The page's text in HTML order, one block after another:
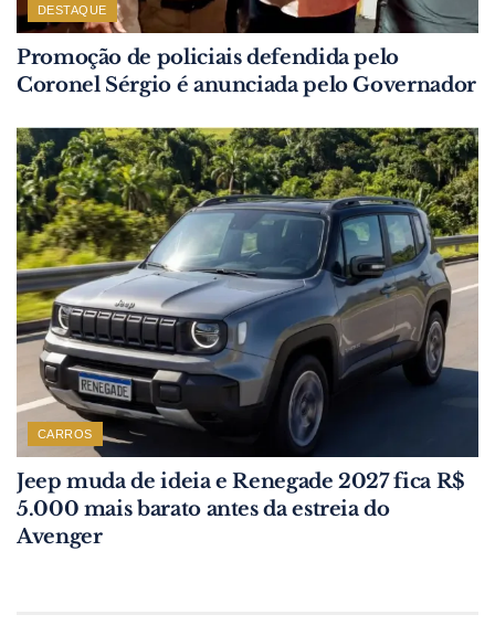
DESTAQUE
Promoção de policiais defendida pelo
Coronel Sérgio é anunciada pelo Governador
CARROS
Jeep muda de ideia e Renegade 2027 fica R$
5.000 mais barato antes da estreia do
Avenger